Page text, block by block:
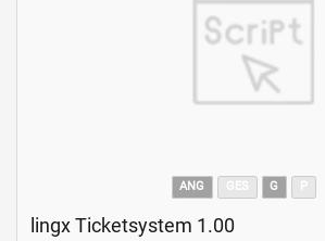
ANG G
lingx Ticketsystem 1.00